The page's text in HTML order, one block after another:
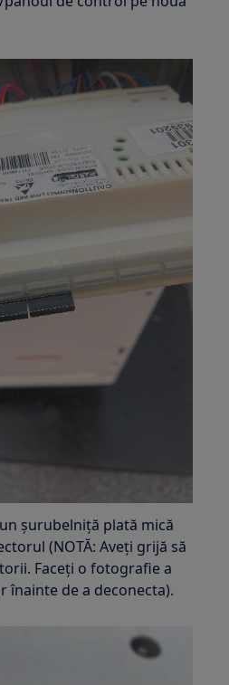
șurubelniță plată mică
(NOTĂ: Aveți grijă să
Faceți o fotografie a
înainte de a deconecta).